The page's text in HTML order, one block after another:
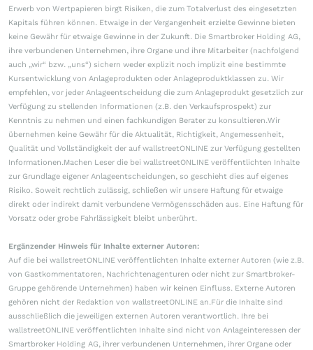
Erwerb von Wertpapieren birgt Risiken, die zum Totalverlust des eingesetzten
Kapitals führen können. Etwaige in der Vergangenheit erzielte Gewinne bieten
keine Gewähr für etwaige Gewinne in der Zukunft. Die Smartbroker Holding AG,
ihre verbundenen Unternehmen, ihre Organe und ihre Mitarbeiter (nachfolgend
auch „wir“ bzw. „uns“) sichern weder explizit noch implizit eine bestimmte
Kursentwicklung von Anlageprodukten oder Anlageproduktklassen zu. Wir
empfehlen, vor jeder Anlageentscheidung die zum Anlageprodukt gesetzlich zur
Verfügung zu stellenden Informationen (z.B. den Verkaufsprospekt) zur
Kenntnis zu nehmen und einen fachkundigen Berater zu konsultieren.Wir
übernehmen keine Gewähr für die Aktualität, Richtigkeit, Angemessenheit,
Qualität und Vollständigkeit der auf wallstreetONLINE zur Verfügung gestellten
Informationen.Machen Leser die bei wallstreetONLINE veröffentlichten Inhalte
zur Grundlage eigener Anlageentscheidungen, so geschieht dies auf eigenes
Risiko. Soweit rechtlich zulässig, schließen wir unsere Haftung für etwaige
direkt oder indirekt damit verbundene Vermögensschäden aus. Eine Haftung für
Vorsatz oder grobe Fahrlässigkeit bleibt unberührt.
Ergänzender Hinweis für Inhalte externer Autoren:
Auf die bei wallstreetONLINE veröffentlichten Inhalte externer Autoren (wie z.B.
von Gastkommentatoren, Nachrichtenagenturen oder nicht zur Smartbroker-
Gruppe gehörende Unternehmen) haben wir keinen Einfluss. Externe Autoren
gehören nicht der Redaktion von wallstreetONLINE an.Für die Inhalte sind
ausschließlich die jeweiligen externen Autoren verantwortlich. Ihre bei
wallstreetONLINE veröffentlichten Inhalte sind nicht von Anlageinteressen der
Smartbroker Holding AG, ihrer verbundenen Unternehmen, ihrer Organe oder